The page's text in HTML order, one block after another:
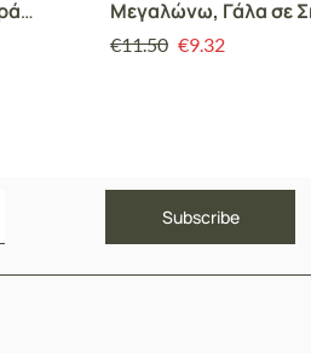
Μεγαλώνω, Γάλα σε
Βρέφη από 12+
€11.50 €9.32